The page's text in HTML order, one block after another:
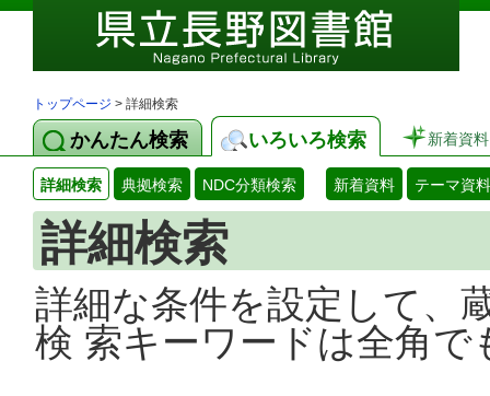
トップページ > 詳細検索
かんたん検索 いろいろ検索 新着資料
詳細検索 典拠検索 NDC分類検索 新着資料 テーマ資料
詳細検索
詳細な条件を設定して、
検 索キーワードは全角